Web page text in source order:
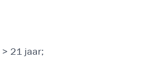
> 21 jaar;